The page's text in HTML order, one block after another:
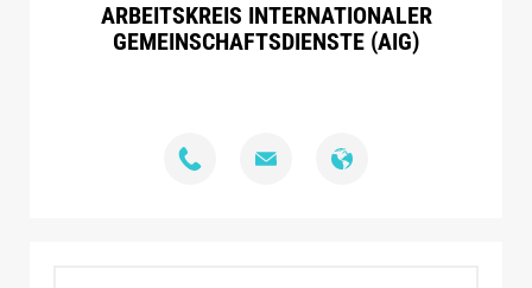
ARBEITSKREIS INTERNATIONALER
GEMEINSCHAFTSDIENSTE (AIG)